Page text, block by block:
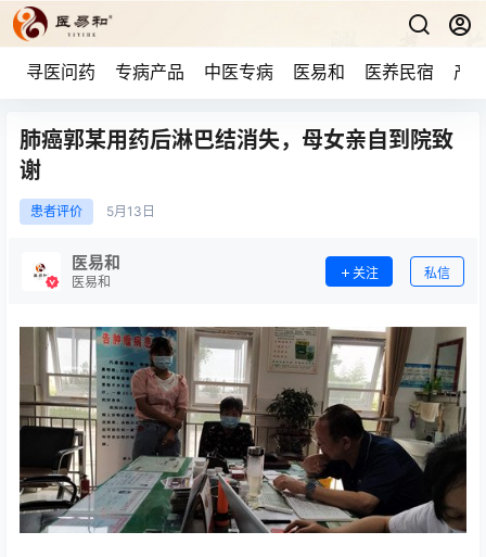
寻医问药 专病产品 中医专病 医易和 医养民宿 产
肺癌郭某用药后淋巴结消失，母女亲自到院致
谢
患者评价 5月 13日
医易和
医易和
关注 私信